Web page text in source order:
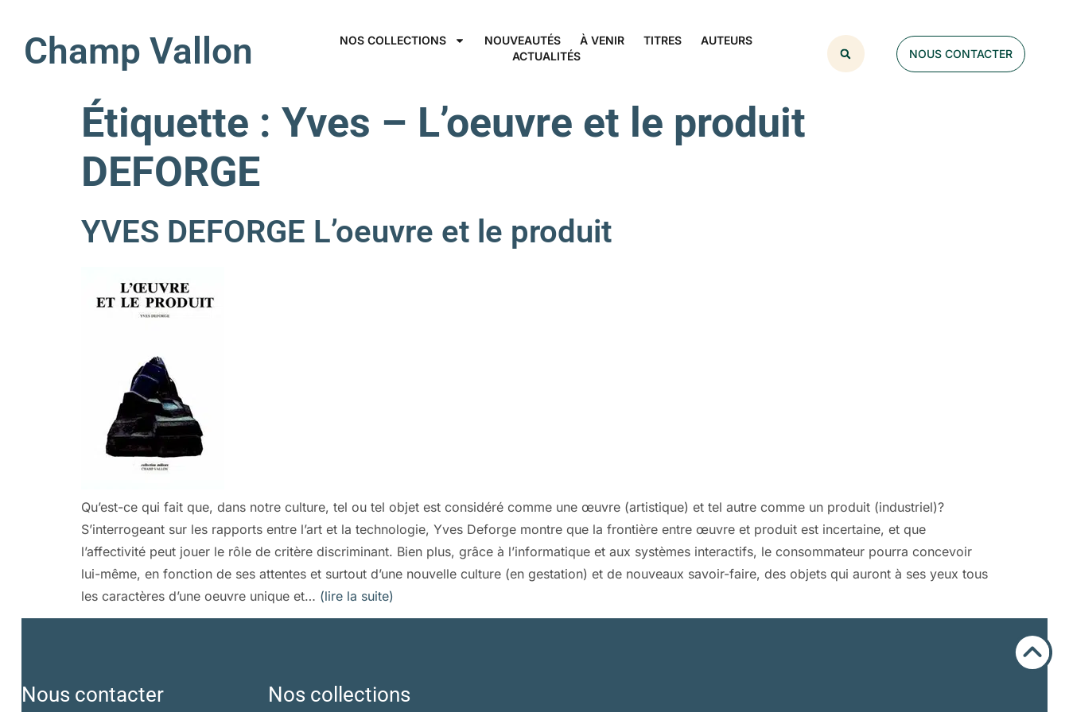
Champ Vallon NOS COLLECTIONS NOUVEAUTÉS À VENIR TITRES
AUTEURS
ACTUALITÉS
NOUS CONTACTER
Étiquette : Yves – L’oeuvre et le produit
DEFORGE
YVES DEFORGE L’oeuvre et le produit
Qu’est-ce qui fait que, dans notre culture, tel ou tel objet est considéré comme une œuvre (artistique) et tel autre comme un produit (industriel)?
S’interrogeant sur les rapports entre l’art et la technologie, Yves Deforge montre que la frontière entre œuvre et produit est incertaine, et que
l’affectivité peut jouer le rôle de critère discriminant. Bien plus, grâce à l’informatique et aux systèmes interactifs, le consommateur pourra concevoir
lui-même, en fonction de ses attentes et surtout d’une nouvelle culture (en gestation) et de nouveaux savoir-faire, des objets qui auront à ses yeux tous
les caractères d’une oeuvre unique et… (lire la suite)
Nous contacter Nos collections